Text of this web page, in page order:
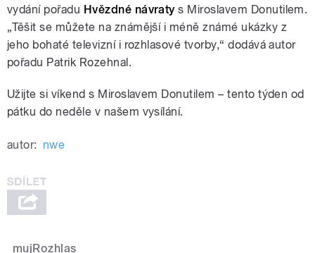
vydání pořadu Hvězdné návratys Miroslavem Donutilem.
„Těšit se můžete na známější i méně známé ukázky z
jeho bohaté televizní i rozhlasové tvorby,“ dodává autor
pořadu Patrik Rozehnal.
Užijte si víkend s Miroslavem Donutilem – tento týden od
pátku do neděle v našem vysílání.
autor: nwe
mujRozhlas